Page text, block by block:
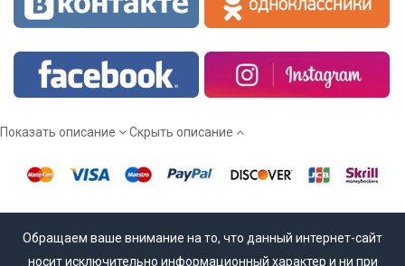
Показать описание Скрыть описание
Обращаем ваше внимание на то, что данный интернет-сайт
носит исключительно информационный характер и ни при